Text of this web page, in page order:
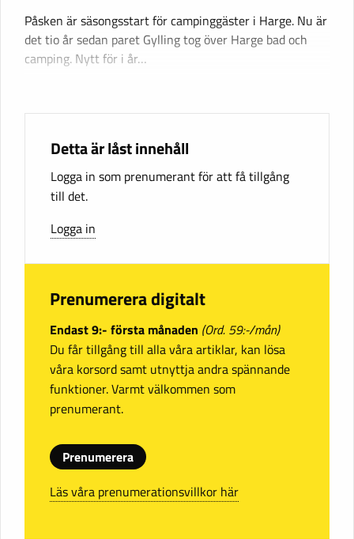
Påsken är säsongsstart för campinggäster i Harge. Nu är
det tio år sedan paret Gylling tog över Harge bad och
camping. Nytt för i år…
Detta är låst innehåll
Logga in som prenumerant för att få tillgång
till det.
Logga in
Prenumerera digitalt
Endast 9:- första månaden (Ord. 59:-/mån)
Du får tillgång till alla våra artiklar, kan lösa
våra korsord samt utnyttja andra spännande
funktioner. Varmt välkommen som
prenumerant.
Prenumerera
Läs våra prenumerationsvillkor här